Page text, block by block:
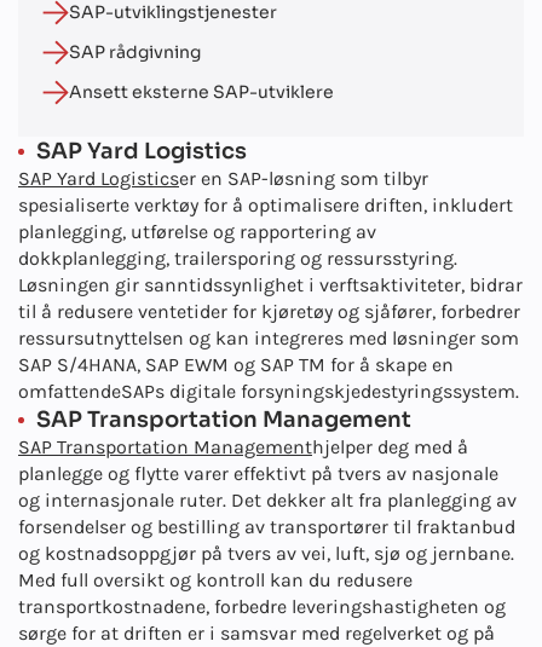
SAP-utviklingstjenester
SAP rådgivning
Ansett eksterne SAP-utviklere
SAP Yard Logistics
SAP Yard Logisticser en SAP-løsning som tilbyr
spesialiserte verktøy for å optimalisere driften, inkludert
planlegging, utførelse og rapportering av
dokkplanlegging, trailersporing og ressursstyring.
Løsningen gir sanntidssynlighet i verftsaktiviteter, bidrar
til å redusere ventetider for kjøretøy og sjåfører, forbedrer
ressursutnyttelsen og kan integreres med løsninger som
SAP S/4HANA, SAP EWM og SAP TM for å skape en
omfattendeSAPs digitale forsyningskjedestyringssystem.
SAP Transportation Management
SAP Transportation Managementhjelper deg med å
planlegge og flytte varer effektivt på tvers av nasjonale
og internasjonale ruter. Det dekker alt fra planlegging av
forsendelser og bestilling av transportører til fraktanbud
og kostnadsoppgjør på tvers av vei, luft, sjø og jernbane.
Med full oversikt og kontroll kan du redusere
transportkostnadene, forbedre leveringshastigheten og
sørge for at driften er i samsvar med regelverket og på